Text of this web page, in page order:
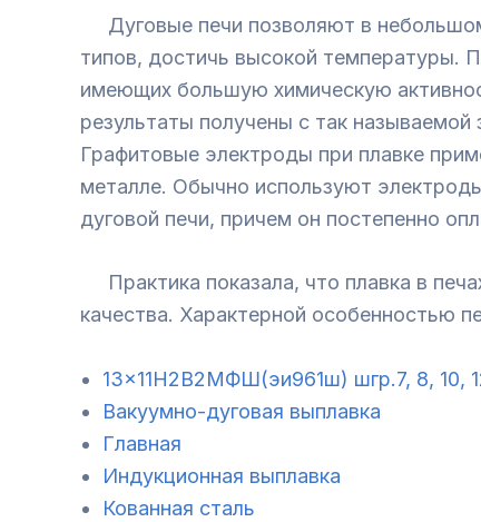
Дуговые печи позволяют в
типов, достичь высокой температуры.
имеющих большую химическую
результаты получены с так
Графитовые электроды при плавке
металле. Обычно используют
дуговой печи, причем он постепенно
Практика показала, что плавка в
качества. Характерной особенностью
13×11Н2В2МФШ(эи961ш) шгр.7, 8, 10,
Вакуумно-дуговая выплавка
Главная
Индукционная выплавка
Кованная сталь